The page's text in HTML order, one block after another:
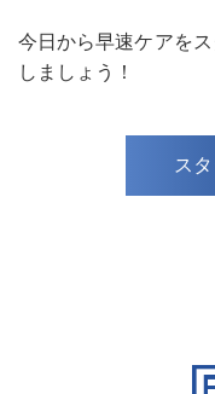
今日から早速ケアを
しましょう！
ス